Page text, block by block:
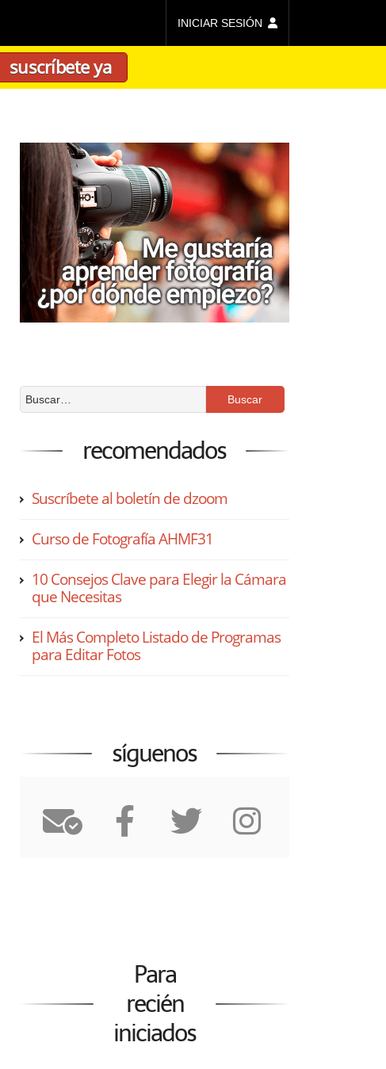
INICIAR SESIÓN
suscríbete ya
recomendados
Suscríbete al boletín de dzoom
Curso de Fotografía AHMF31
10 Consejos Clave para Elegir la Cámara
que Necesitas
El Más Completo Listado de Programas
para Editar Fotos
síguenos
Para
recién
iniciados